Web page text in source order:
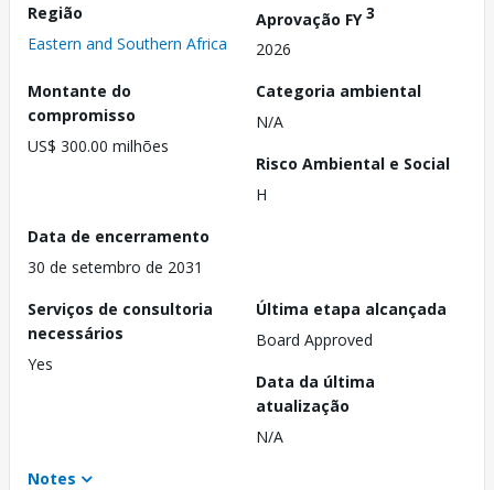
Região
Eastern and Southern Africa
Aprovação FY3
2026
Montante do
compromisso
US$ 300.00 milhões
Categoria ambiental
N/A
Risco Ambiental e Social
H
Data de encerramento
30 de setembro de 2031
Serviços de consultoria
necessários
Yes
Última etapa alcançada
Board Approved
Data da última
atualização
N/A
Notes